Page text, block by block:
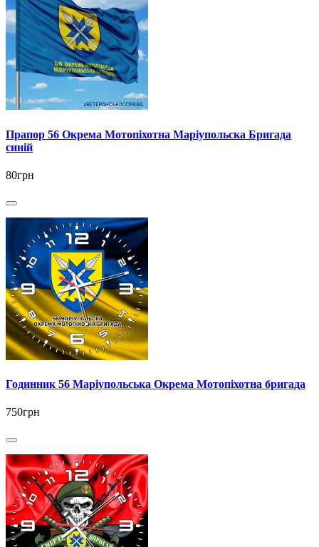
Прапор 56 Окрема Мотопіхотна Маріупольска Бригада
синій
80грн
Годинник 56 Маріупольська Окрема Мотопіхотна бригада
750грн